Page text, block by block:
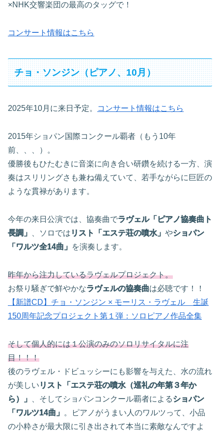
×NHK交響楽団の最高のタッグで！
コンサート情報はこちら
チョ・ソンジン（ピアノ、10月）
2025年10月に来日予定。 コンサート情報はこちら
2015年ショパン国際コンクール覇者（もう10年
前、、、）。
優勝後もひたむきに音楽に向き合い研鑽を続ける一方、演
奏はスリリングさも兼ね備えていて、若手ながらに巨匠の
ような貫禄があります。
今年の来日公演では、協奏曲でラヴェル「ピアノ協奏曲ト
長調」
、ソロでは リスト「エステ荘の噴水」 やショパン
「ワルツ全14曲」 を演奏します。
昨年から注力しているラヴェルプロジェクト。
お祭り騒ぎで鮮やかなラヴェルの協奏曲は必聴です！！
【新譜CD】チョ・ソンジン × モーリス・ラヴェル 生誕
150周年記念プロジェクト第１弾：ソロピアノ作品全集
そして個人的には１公演のみのソロリサイタルに注
目！！！
後のラヴェル・ドビュッシーにも影響を与えた、水の流れ
が美しい リスト「エステ荘の噴水（巡礼の年第３年か
ら）」
、そしてショパンコンクール覇者によるショパン
「ワルツ14曲」 。ピアノがうまい人のワルツって、小品
の小粋さが最大限に引き出されて本当に素敵なんですよ